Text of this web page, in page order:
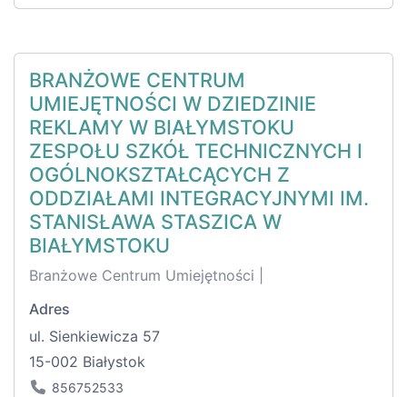
BRANŻOWE CENTRUM
UMIEJĘTNOŚCI W DZIEDZINIE
REKLAMY W BIAŁYMSTOKU
ZESPOŁU SZKÓŁ TECHNICZNYCH I
OGÓLNOKSZTAŁCĄCYCH Z
ODDZIAŁAMI INTEGRACYJNYMI IM.
STANISŁAWA STASZICA W
BIAŁYMSTOKU
Branżowe Centrum Umiejętności |
Adres
ul. Sienkiewicza 57
15-002 Białystok
856752533